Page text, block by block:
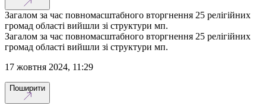
Загалом за час повномасштабного вторгнення 25 релігійних
громад області вийшли зі структури мп.
Загалом за час повномасштабного вторгнення 25 релігійних
громад області вийшли зі структури мп.
17 жовтня 2024, 11:29
Поширити